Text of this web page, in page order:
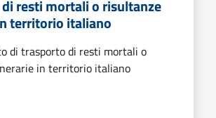
resti mortali o risultanze
territorio italiano
di trasporto di resti mortali o
in territorio italiano